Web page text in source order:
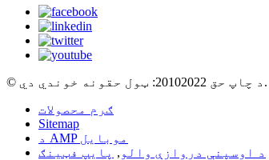
© د چاپ حق 20102022: ټول حقونه خوندي دي.
ګرم محصولات
Sitemap
د AMP موبایل
د اوسپنې دروازې والو , پایپ فټینګ